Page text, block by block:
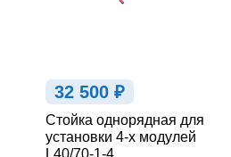
32 500 ₽
Стойка однорядная для
установки 4-х модулей
L40/70-1-4